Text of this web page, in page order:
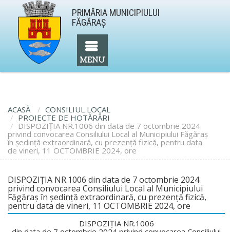
PRIMĂRIA MUNICIPIULUI
FĂGĂRAŞ
ACASĂ
CONSILIUL LOCAL
PROIECTE DE HOTĂRÂRI
DISPOZIŢIA NR.1006 din data de 7 octombrie 2024
privind convocarea Consiliului Local al Municipiului Făgăraş
în şedinţă extraordinară, cu prezenţă fizică, pentru data
de vineri, 11 OCTOMBRIE 2024, ore
DISPOZIŢIA NR.1006 din data de 7 octombrie 2024
privind convocarea Consiliului Local al Municipiului
Făgăraş în şedinţă extraordinară, cu prezenţă fizică,
pentru data de vineri, 11 OCTOMBRIE 2024, ore
DISPOZIŢIA NR.1006